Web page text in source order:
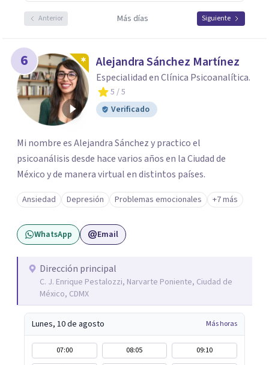
Anterior Más días Siguiente
6 Alejandra Sánchez Martínez
Especialidad en Clínica Psicoanalítica.
5 / 5
Verificado
Mi nombre es Alejandra Sánchez y practico el
psicoanálisis desde hace varios años en la Ciudad de
México y de manera virtual en distintos países.
Ansiedad Depresión Problemas emocionales +7 más
WhatsApp Email
Dirección principal
C. J. Enrique Pestalozzi, Narvarte Poniente, Ciudad de
México, CDMX
Lunes, 10 de agosto Más horas
07:00 08:05
09:10